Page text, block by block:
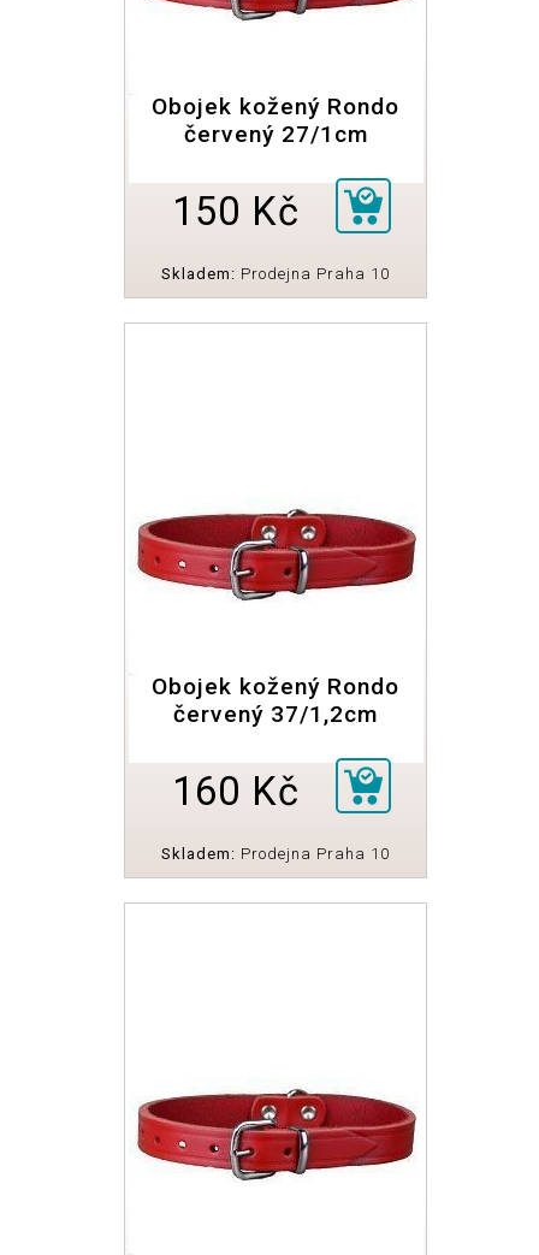
Obojek kožený Rondo
červený 27/1cm
150 Kč
Skladem: Prodejna Praha 10
Obojek kožený Rondo
červený 37/1,2cm
160 Kč
Skladem: Prodejna Praha 10